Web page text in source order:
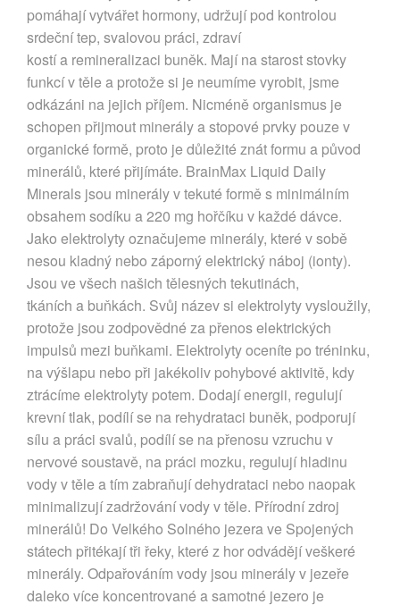
pomáhají vytvářet hormony, udržují pod kontrolou
srdeční tep, svalovou práci, zdraví
kostí a remineralizaci buněk. Mají na starost stovky
funkcí v těle a protože si je neumíme vyrobit, jsme
odkázáni na jejich příjem. Nicméně organismus je
schopen přijmout minerály a stopové prvky pouze v
organické formě, proto je důležité znát formu a původ
minerálů, které přijímáte. BrainMax Liquid Daily
Minerals jsou minerály v tekuté formě s minimálním
obsahem sodíku a 220 mg hořčíku v každé dávce.
Jako elektrolyty označujeme minerály, které v sobě
nesou kladný nebo záporný elektrický náboj (ionty).
Jsou ve všech našich tělesných tekutinách,
tkáních a buňkách. Svůj název si elektrolyty vysloužily,
protože jsou zodpovědné za přenos elektrických
impulsů mezi buňkami. Elektrolyty oceníte po tréninku,
na výšlapu nebo při jakékoliv pohybové aktivitě, kdy
ztrácíme elektrolyty potem. Dodají energii, regulují
krevní tlak, podílí se na rehydrataci buněk, podporují
sílu a práci svalů, podílí se na přenosu vzruchu v
nervové soustavě, na práci mozku, regulují hladinu
vody v těle a tím zabraňují dehydrataci nebo naopak
minimalizují zadržování vody v těle. Přírodní zdroj
minerálů! Do Velkého Solného jezera ve Spojených
státech přitékají tři řeky, které z hor odvádějí veškeré
minerály. Odpařováním vody jsou minerály v jezeře
daleko více koncentrované a samotné jezero je